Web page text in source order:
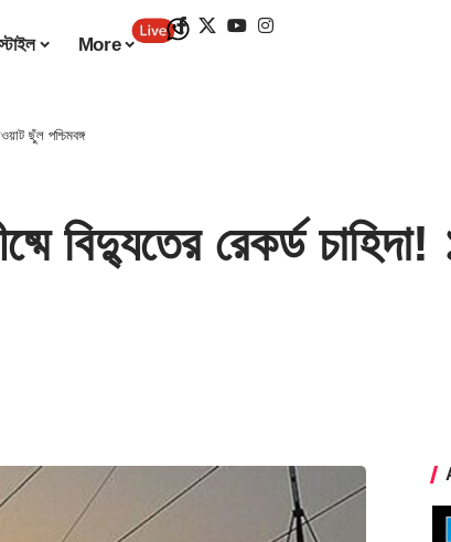
More
ছুঁল পশ্চিমবঙ্গ
রেকর্ড চাহিদা!